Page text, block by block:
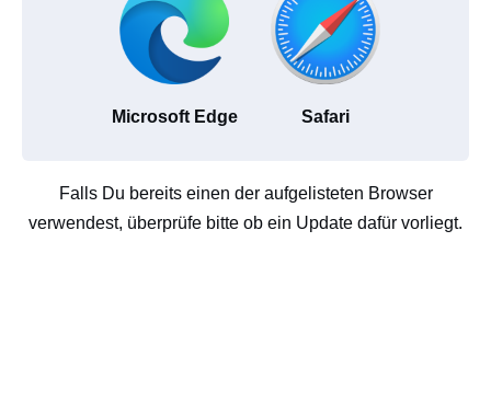
Microsoft Edge Safari
Falls Du bereits einen der aufgelisteten Browser
verwendest, überprüfe bitte ob ein Update dafür vorliegt.